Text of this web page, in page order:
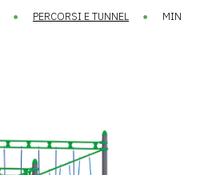
PERCORSI E TUNNEL MINI